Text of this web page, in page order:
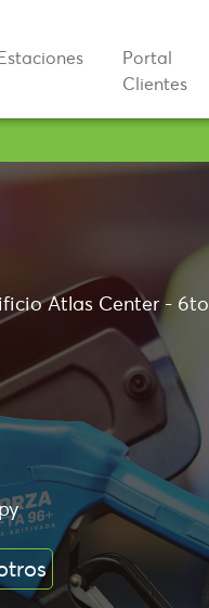
Portal
Clientes
Atlas Center - 6to